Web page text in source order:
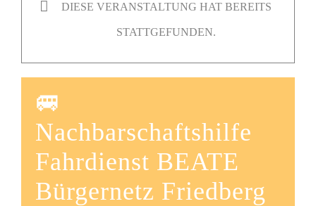
DIESE VERANSTALTUNG HAT BEREITS
STATTGEFUNDEN.
🚐
Nachbarschaftshilfe
Fahrdienst BEATE
Bürgernetz Friedberg